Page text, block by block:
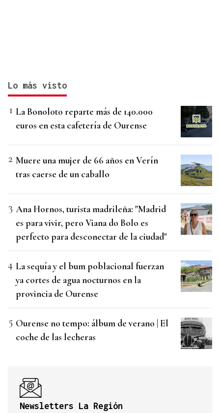
Lo más visto
La Bonoloto reparte más de 140.000
euros en esta cafetería de Ourense
Muere una mujer de 66 años en Verín
tras caerse de un caballo
Ana Hornos, turista madrileña: "Madrid
es para vivir, pero Viana do Bolo es
perfecto para desconectar de la ciudad"
La sequía y el bum poblacional fuerzan
ya cortes de agua nocturnos en la
provincia de Ourense
Ourense no tempo: álbum de verano | El
coche de las lecheras
Newsletters La Región